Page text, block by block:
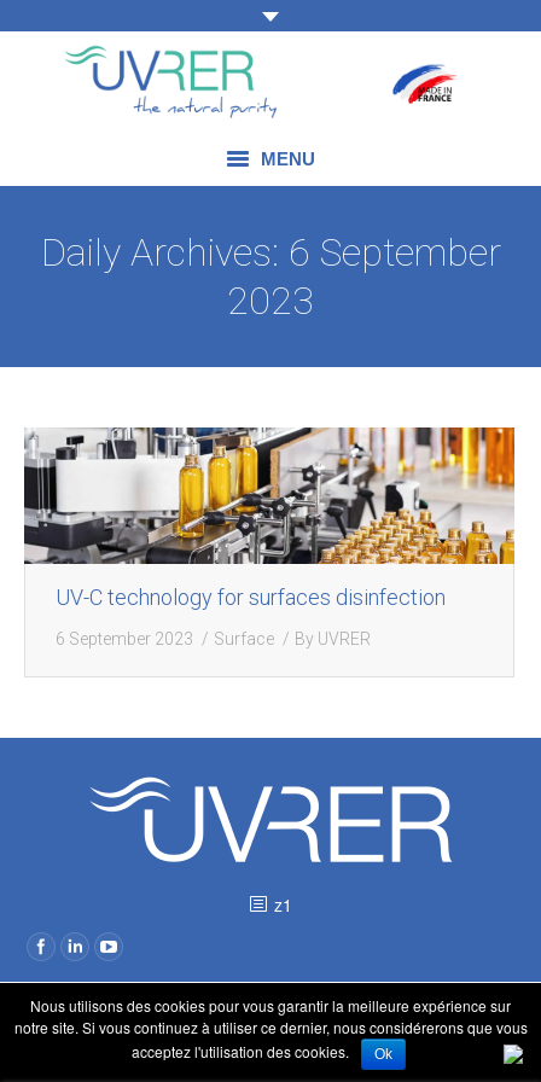
MENU
CONTACT US
Daily Archives: 6 September
2023
UV-C technology for surfaces disinfection
6 September 2023 Surface By UVRER
z1
Nous utilisons des cookies pour vous garantir la meilleure expérience sur
notre site. Si vous continuez à utiliser ce dernier, nous considérerons que vous
acceptez l'utilisation des cookies.
Ok